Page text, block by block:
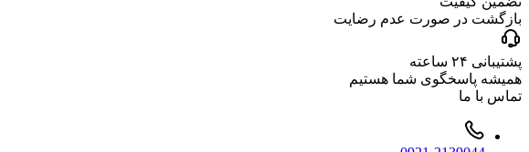
بازگشت در صورت عدم رضایت
پشتیبانی ۲۴ ساعته
همیشه پاسخگوی شما هستیم
تماس با ما